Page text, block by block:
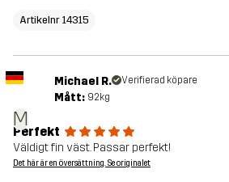
Artikelnr 14315
M
Michael R. Verifierad köpare
Mått: 92kg
Perfekt
Väldigt fin väst. Passar perfekt!
Det här är en översättning. Se originalet